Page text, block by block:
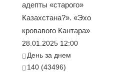
адепты «старого»
Казахстана?». «Эхо
кровавого Кантара»
28.01.2025 12:00
День за днем
140 (43496)